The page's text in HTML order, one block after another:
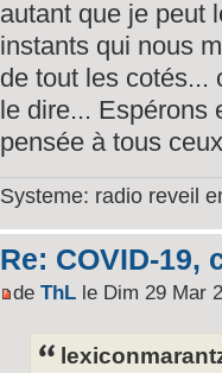
autant que je peut
instants qui nous
de tout les cotés...
le dire... Espérons
pensée à tous
Systeme: radio reveil
Re: COVID-19,
deThL le Dim 29 Mar